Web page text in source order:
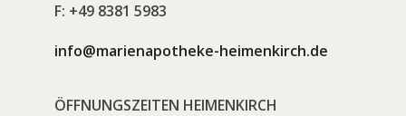
F: +49 8381 5983
info@marienapotheke-heimenkirch.de
ÖFFNUNGSZEITEN HEIMENKIRCH